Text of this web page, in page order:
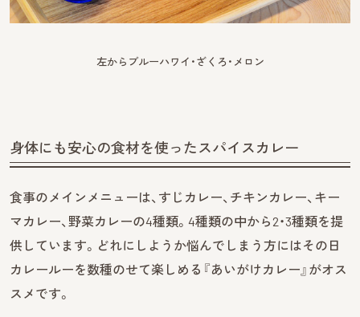
左からブルーハワイ・ざくろ・メロン
身体にも安心の食材を使ったスパイスカレー
食事のメインメニューは、すじカレー、チキンカレー、キー
マカレー、野菜カレーの4種類。4種類の中から2・3種類を提
供しています。どれにしようか悩んでしまう方にはその日
カレールーを数種のせて楽しめる『あいがけカレー』がオス
スメです。